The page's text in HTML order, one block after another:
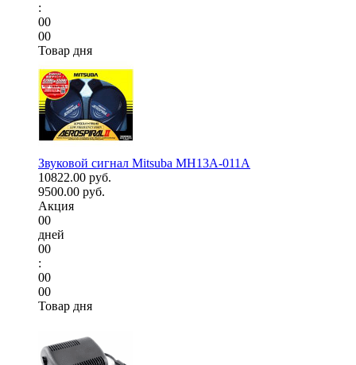
:
00
00
Товар дня
Звуковой сигнал Mitsuba MH13A-011A
10822.00 руб.
9500.00 руб.
Акция
00
дней
00
:
00
00
Товар дня